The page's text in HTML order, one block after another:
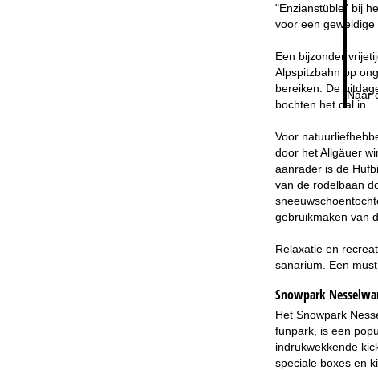
Naar
"Enzianstüble" bij
voor een geweldige
Een bijzonder
Alpspitzbahn op
bereiken. De
bochten het dal in.
Voor
door het Allgäuer
aanrader is de
van de rodelbaan
gebruikmaken van
Relaxatie en
sanarium. Een
Snowpark
Het Snowpark
funpark, is een
indrukwekkende
speciale boxes en